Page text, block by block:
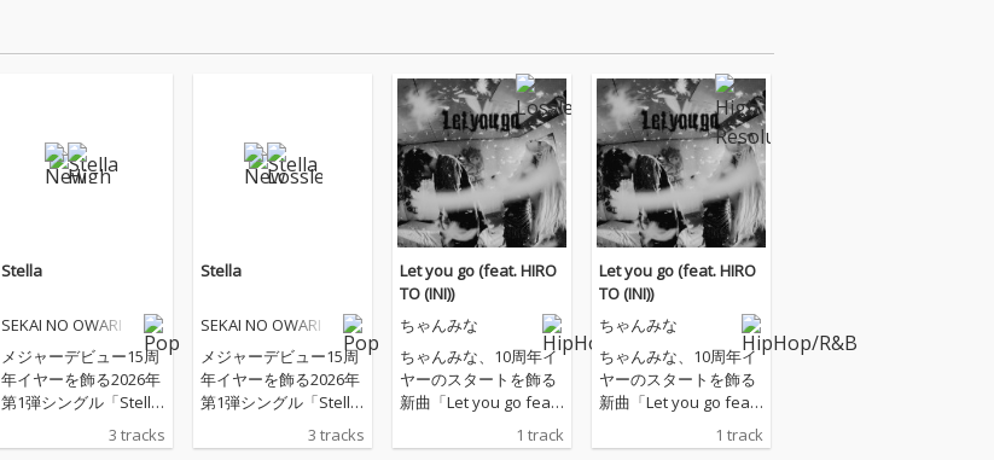
Stella
SEKAI NO OWARI
メジャーデビュー15周
年イヤーを飾る2026年
第1弾シングル「Stell
a」リリース。 表題曲
となる「Stella」は、N
3 tracks
Stella
SEKAI NO OWARI
メジャーデビュー15周
年イヤーを飾る2026年
第1弾シングル「Stell
a」リリース。 表題曲
となる「Stella」は、N
3 tracks
Let you go (feat. HIRO
TO (INI))
ちゃんみな
ちゃんみな、10周年イ
ヤーのスタートを飾る
新曲「Let you go feat.
リリース。ちゃんみな
1 track
Let you go (feat. HIRO
TO (INI))
ちゃんみな
ちゃんみな、10周年イ
ヤーのスタートを飾る
新曲「Let you go feat.
リリース。ちゃんみな
1 track